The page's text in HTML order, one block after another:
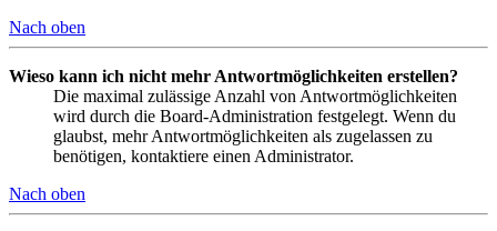
Nach oben
Wieso kann ich nicht mehr Antwortmöglichkeiten erstellen?
Die maximal zulässige Anzahl von Antwortmöglichkeiten
wird durch die Board-Administration festgelegt. Wenn du
glaubst, mehr Antwortmöglichkeiten als zugelassen zu
benötigen, kontaktiere einen Administrator.
Nach oben